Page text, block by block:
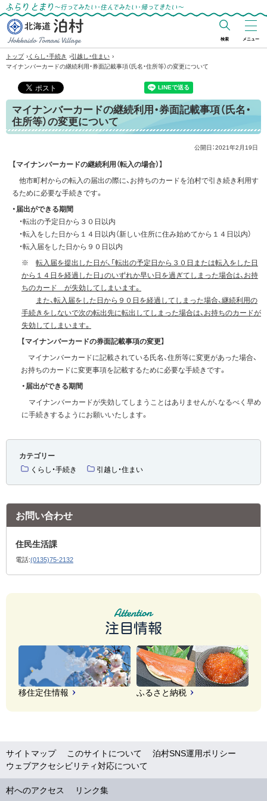
ふらりとまり～行ってみたい・住んでみた
い・帰ってきたい～
北海道 泊村
Hokkaido Tomari
Village
検索 メニュー
トップ ›くらし・手続き ›引越し・住まい ›
マイナンバーカードの継続利用・券面記載事項（氏名・住所等）の変更について
マイナンバーカードの継続利用・券面記載事項（氏名・
住所等）の変更について
公開日：2021年2月19日
【マイナンバーカードの継続利用（転入の場合）】
他市町村からの転入の届出の際に、お持ちのカードを泊村で引き続き利用す
るために必要な手続きです。
・届出ができる期間
・転出の予定日から３０日以内
・転入をした日から１４日以内（新しい住所に住み始めてから１４日以内）
・転入届をした日から９０日以内
※ 転入届を提出した日が、「転出の予定日から３０日または転入をした日
から１４日を経過した日」のいずれか早い日を過ぎてしまった場合は、 お持
ちのカード が失効してしまいます。
また、転入届をした日から９０日を経過してしまった場合、継続利用の
手続きをしないで次の転出先に転出して しまった場合は、お持ちのカードが
失効してしまいます。
【マイナンバーカードの券面記載事項の変更】
マイナンバーカードに記載されている氏名、住所等に変更があった場合、
お持ちのカードに変更事項を記載するために必要な手続きです。
・届出ができる期間
マイナンバーカードが失効してしまうことはありませんが、なるべく早め
に手続きするようにお願いいたします。
カテゴリー
くらし・手続き
引越し・住まい
お問い合わせ
住民生活課
電話:(0135)75-2132
注目情報
移住定住情報 ふるさと納税
サイトマップ このサイトについて
泊村SNS運用ポリシー
ウェブアクセシビリティ対応について
村へのアクセス リンク集